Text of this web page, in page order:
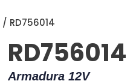
/ RD756014
RD756014
Armadura 12V